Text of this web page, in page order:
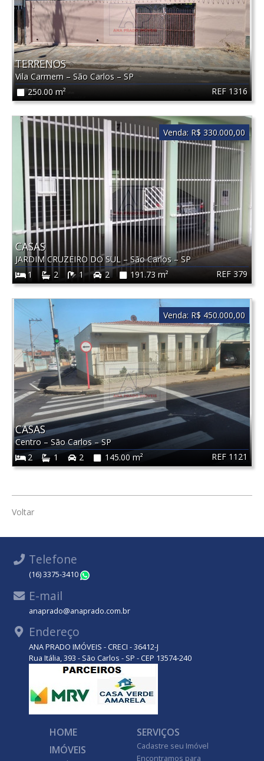
REF 1316
TERRENOS
Vila Carmem – São Carlos – SP
250.00 m²
REF 379
CASAS
JARDIM CRUZEIRO DO SUL– São Carlos–SP
1
2 1 2 191.73 m²
Venda: R$ 330.000,00
REF 1121
CASAS
Centro – São Carlos–SP
2
1 2 145.00 m²
Venda: R$ 450.000,00
Voltar
Telefone
(16) 3375-3410
E-mail
anaprado@anaprado.com.br
Endereço
ANA PRADO IMÓVEIS - CRECI - 36412-J
Rua Itália, 393 - São Carlos - SP - CEP 13574-240
HOME
IMÓVEIS
SERVIÇOS
Cadastre seu Imóvel
Encontramos para